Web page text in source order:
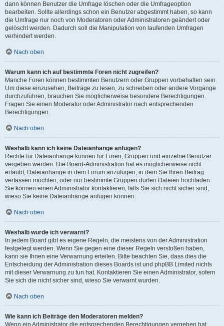
dann können Benutzer die Umfrage löschen oder die Umfrageoption
bearbeiten. Sollte allerdings schon ein Benutzer abgestimmt haben, so kann
die Umfrage nur noch von Moderatoren oder Administratoren geändert oder
gelöscht werden. Dadurch soll die Manipulation von laufenden Umfragen
verhindert werden.
Nach oben
Warum kann ich auf bestimmte Foren nicht zugreifen?
Manche Foren können bestimmten Benutzern oder Gruppen vorbehalten sein.
Um diese einzusehen, Beiträge zu lesen, zu schreiben oder andere Vorgänge
durchzuführen, brauchen Sie möglicherweise besondere Berechtigungen.
Fragen Sie einen Moderator oder Administrator nach entsprechenden
Berechtigungen.
Nach oben
Weshalb kann ich keine Dateianhänge anfügen?
Rechte für Dateianhänge können für Foren, Gruppen und einzelne Benutzer
vergeben werden. Die Board-Administration hat es möglicherweise nicht
erlaubt, Dateianhänge in dem Forum anzufügen, in dem Sie Ihren Beitrag
verfassen möchten, oder nur bestimmte Gruppen dürfen Dateien hochladen.
Sie können einen Administrator kontaktieren, falls Sie sich nicht sicher sind,
wieso Sie keine Dateianhänge anfügen können.
Nach oben
Weshalb wurde ich verwarnt?
In jedem Board gibt es eigene Regeln, die meistens von der Administration
festgelegt werden. Wenn Sie gegen eine dieser Regeln verstoßen haben,
kann sie Ihnen eine Verwarnung erteilen. Bitte beachten Sie, dass dies die
Entscheidung der Administration dieses Boards ist und phpBB Limited nichts
mit dieser Verwarnung zu tun hat. Kontaktieren Sie einen Administrator, sofern
Sie sich die nicht sicher sind, wieso Sie verwarnt wurden.
Nach oben
Wie kann ich Beiträge den Moderatoren melden?
Wenn ein Administrator die entsprechenden Berechtigungen vergeben hat,